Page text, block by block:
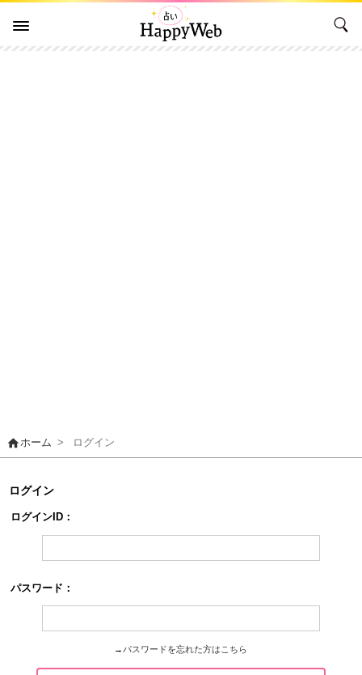
homeホーム > ログイン
ログイン
ログインID：
パスワード：
→ パスワードを忘れた方はこちら